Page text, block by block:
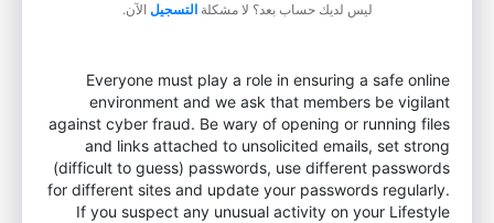
ليس لديك حساب بعد؟ لا مشكلةالتسجيل الآن.
Everyone must play a role in ensuring a safe online
environment and we ask that members be vigilant
against cyber fraud. Be wary of opening or running files
and links attached to unsolicited emails, set strong
(difficult to guess) passwords, use different passwords
for different sites and update your passwords regularly.
If you suspect any unusual activity on your Lifestyle